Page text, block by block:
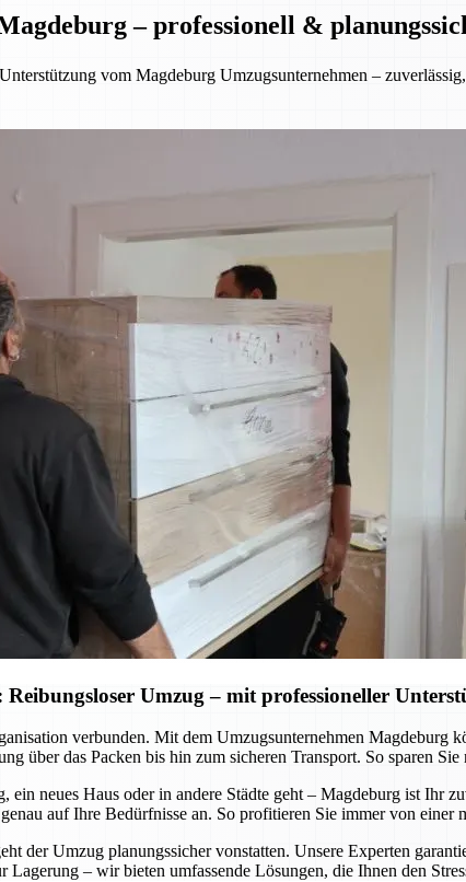
– professionell &
vom Magdeburg Umzugsunternehmen –
Umzug – mit professioneller
verbunden. Mit dem Umzugsunternehmen Magdeburg
über das Packen bis hin zum sicheren Transport. So sparen
ein neues Haus oder in andere Städte geht – Magdeburg ist
auf Ihre Bedürfnisse an. So profitieren Sie immer von
der Umzug planungssicher vonstatten. Unsere Experten
– wir bieten umfassende Lösungen, die Ihnen den